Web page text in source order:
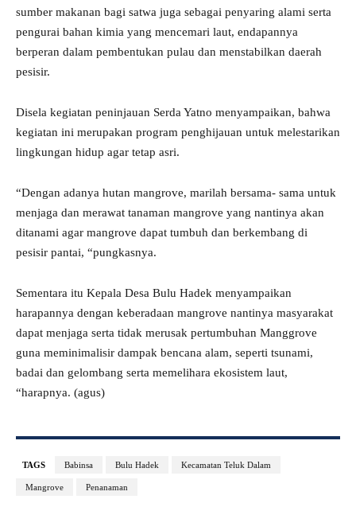
sumber makanan bagi satwa juga sebagai penyaring alami serta
pengurai bahan kimia yang mencemari laut, endapannya
berperan dalam pembentukan pulau dan menstabilkan daerah
pesisir.
Disela kegiatan peninjauan Serda Yatno menyampaikan, bahwa
kegiatan ini merupakan program penghijauan untuk melestarikan
lingkungan hidup agar tetap asri.
“Dengan adanya hutan mangrove, marilah bersama- sama untuk
menjaga dan merawat tanaman mangrove yang nantinya akan
ditanami agar mangrove dapat tumbuh dan berkembang di
pesisir pantai, “pungkasnya.
Sementara itu Kepala Desa Bulu Hadek menyampaikan
harapannya dengan keberadaan mangrove nantinya masyarakat
dapat menjaga serta tidak merusak pertumbuhan Manggrove
guna meminimalisir dampak bencana alam, seperti tsunami,
badai dan gelombang serta memelihara ekosistem laut,
“harapnya. (agus)
TAGS Babinsa Bulu Hadek Kecamatan Teluk Dalam
Mangrove Penanaman